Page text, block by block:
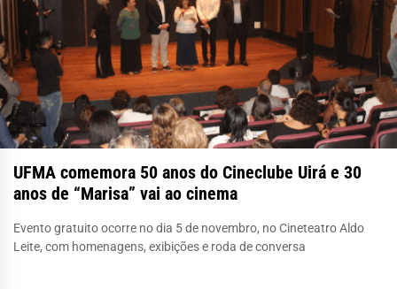
UFMA comemora 50 anos do Cineclube Uirá e 30
anos de “Marisa” vai ao cinema
Evento gratuito ocorre no dia 5 de novembro, no Cineteatro Aldo
Leite, com homenagens, exibições e roda de conversa